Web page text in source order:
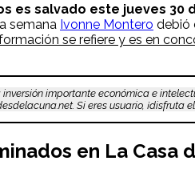
es salvado este jueves 30
semana Ivonne Montero debió
se refiere y es en
importante económica e
Si eres usuario, ¡disfruta
en La Casa